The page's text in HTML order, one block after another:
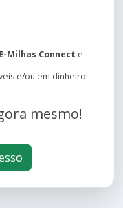
E-Milhas Connect e
e/ou em dinheiro!
mesmo!